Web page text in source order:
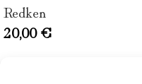
Redken
20,00€